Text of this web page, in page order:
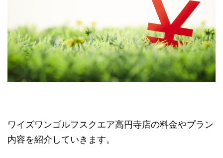
ワイズワンゴルフスクエア高円寺店の料金やプラン
内容を紹介していきます。